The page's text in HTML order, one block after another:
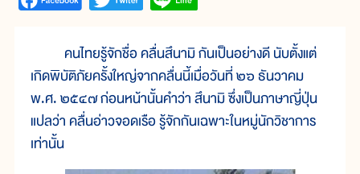
คนไทยรู้จักชื่อ คลื่นสึนามิ กันเป็นอย่างดี นับตั้งแต่
เกิดพิบัติภัยครั้งใหญ่จากคลื่นนี้เมื่อวันที่ ๒๖ ธันวาคม
พ.ศ. ๒๕๔๗ ก่อนหน้านั้นคำว่า สึนามิ ซึ่งเป็นภาษาญี่ปุ่น
แปลว่า คลื่นอ่าวจอดเรือ รู้จักกันเฉพาะในหมู่นักวิชาการ
เท่านั้น